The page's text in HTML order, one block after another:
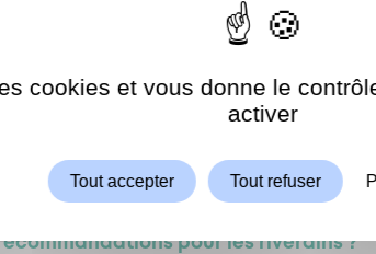
la prochaine campagne ?
janvier) et se déroulera sur une période de
du domaine public communal.
pour les riverains ?
cookies et vous donne le
activer
Tout accepter Tout refuser